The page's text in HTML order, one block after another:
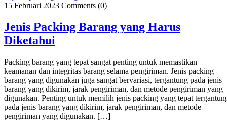
15 Februari 2023 Comments (0)
Jenis Packing Barang yang Harus
Diketahui
Packing barang yang tepat sangat penting untuk memastikan
keamanan dan integritas barang selama pengiriman. Jenis packing
barang yang digunakan juga sangat bervariasi, tergantung pada jenis
barang yang dikirim, jarak pengiriman, dan metode pengiriman yang
digunakan. Penting untuk memilih jenis packing yang tepat
pada jenis barang yang dikirim, jarak pengiriman, dan metode
pengiriman yang digunakan. […]